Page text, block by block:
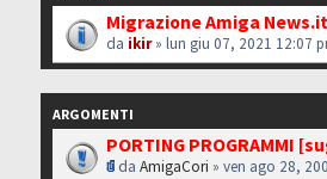
Migrazione Amiga
da ikir» lun giu 07, 2021 12:07
ARGOMENTI
PORTING PROGRAMMI
daAmigaCori » ven ago 28,